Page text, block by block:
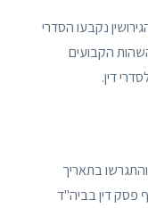
נקבעו הסדרי
הקבועים
דין.
הצדדים נישאו כדמו"י בתאריך 18/4/2016 והתגרשו בתאריך
פסק דין בביה"ד